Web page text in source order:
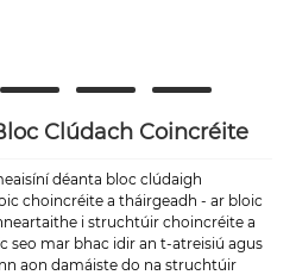
Clúdach Coincréite
déanta bloc clúdaigh
choincréite a tháirgeadh - ar bloic
i struchtúir choincréite a
seo mar bhac idir an t-atreisiú agus
aon damáiste do na struchtúir